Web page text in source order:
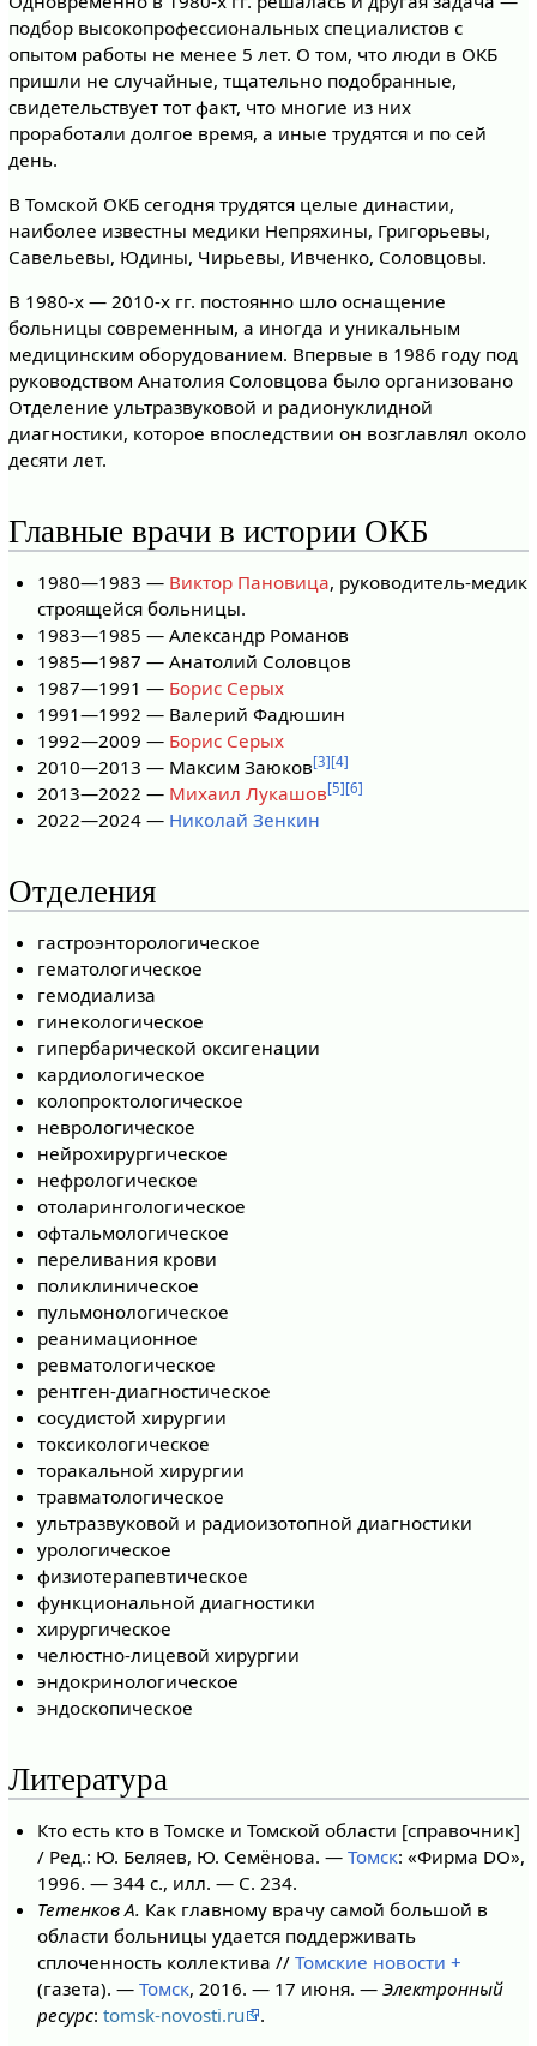
подбор высокопрофессиональных специалистов с
опытом работы не менее 5 лет. О том, что люди в ОКБ
пришли не случайные, тщательно подобранные,
свидетельствует тот факт, что многие из них
проработали долгое время, а иные трудятся и по сей
день.
В Томской ОКБ сегодня трудятся целые династии,
наиболее известны медики Непряхины, Григорьевы,
Савельевы, Юдины, Чирьевы, Ивченко, Соловцовы.
В 1980-х — 2010-х гг. постоянно шло оснащение
больницы современным, а иногда и уникальным
медицинским оборудованием. Впервые в 1986 году под
руководством Анатолия Соловцова было организовано
Отделение ультразвуковой и радионуклидной
диагностики, которое впоследствии он возглавлял около
десяти лет.
Главные врачи в истории ОКБ
1980—1983 — Виктор Пановица, руководитель-медик
строящейся больницы.
1983—1985 — Александр Романов
1985—1987 — Анатолий Соловцов
1987—1991 — Борис Серых
1991—1992 — Валерий Фадюшин
1992—2009 — Борис Серых
2010—2013 — Максим Заюков[3][4]
2013—2022 — Михаил Лукашов[5][6]
2022—2024 — Николай Зенкин
Отделения
гастроэнторологическое
гематологическое
гемодиализа
гинекологическое
гипербарической оксигенации
кардиологическое
колопроктологическое
неврологическое
нейрохирургическое
нефрологическое
отоларингологическое
офтальмологическое
переливания крови
поликлиническое
пульмонологическое
реанимационное
ревматологическое
рентген-диагностическое
сосудистой хирургии
токсикологическое
торакальной хирургии
травматологическое
ультразвуковой и радиоизотопной диагностики
урологическое
физиотерапевтическое
функциональной диагностики
хирургическое
челюстно-лицевой хирургии
эндокринологическое
эндоскопическое
Литература
Кто есть кто в Томске и Томской области [справочник]
/ Ред.: Ю. Беляев, Ю. Семёнова. —Томск: «Фирма DO»,
1996. — 344 с., илл. — С. 234.
Тетенков А. Как главному врачу самой большой в
области больницы удается поддерживать
сплоченность коллектива //Томские новости +
(газета). —Томск, 2016. — 17 июня. —Электронный
ресурс:tomsk-novosti.ru .